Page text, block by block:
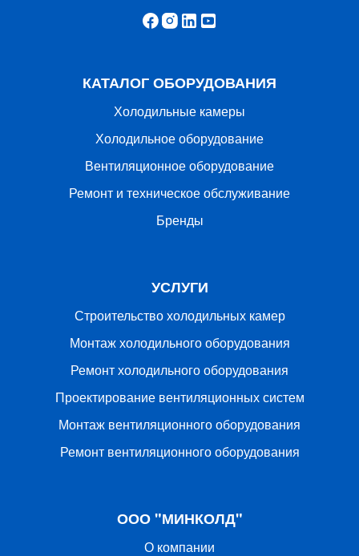
КАТАЛОГ ОБОРУДОВАНИЯ
Холодильные камеры
Холодильное оборудование
Вентиляционное оборудование
Ремонт и техническое обслуживание
Бренды
УСЛУГИ
Строительство холодильных камер
Монтаж холодильного оборудования
Ремонт холодильного оборудования
Проектирование вентиляционных систем
Монтаж вентиляционного оборудования
Ремонт вентиляционного оборудования
ООО "МИНКОЛД"
О компании